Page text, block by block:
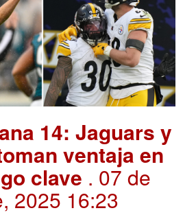
14: Jaguars y
ventaja en
clave . 07 de
2025 16:23